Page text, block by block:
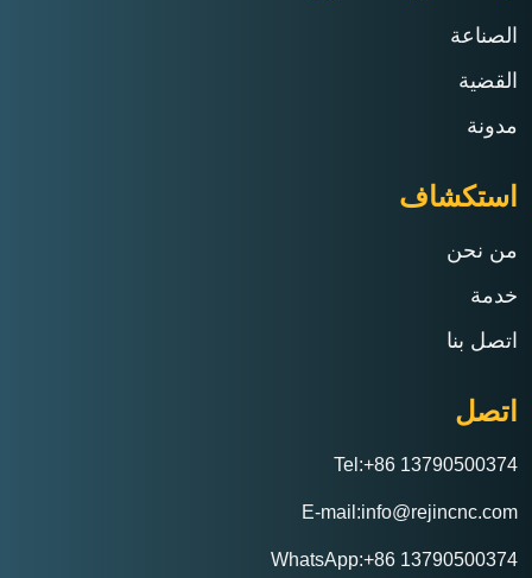
الصناعة
القضية
مدونة
استكشاف
من نحن
خدمة
اتصل بنا
اتصل
Tel:+86 13790500374
E-mail:info@rejincnc.com
WhatsApp:+86 13790500374